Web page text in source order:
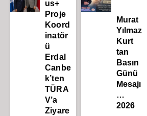
us+
Proje
Koord
inatör
ü
Erdal
Canbe
k’ten
TÜRA
V’a
Ziyare
Murat
Yılmaz
Kurt
tan
Basın
Günü
Mesajı
…
2026